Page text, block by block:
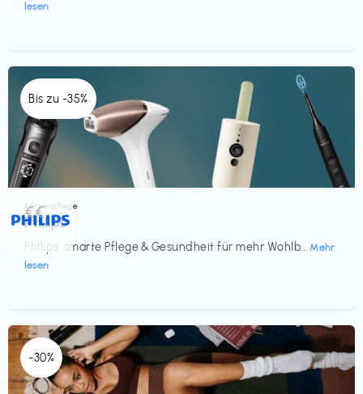
lesen
Bis zu -35%
Körperpflege
Philips
Philips: smarte Pflege & Gesundheit für mehr Wohlb... Mehr
lesen
€€‎
-30%